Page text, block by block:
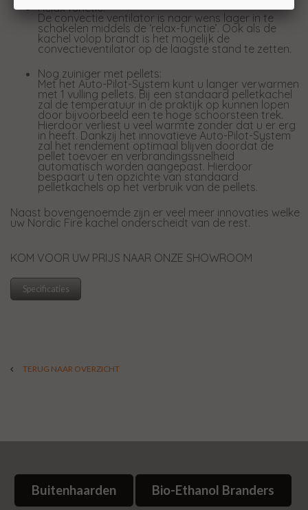
Relax functie:
De convectie ventilator is naar wens lager in te
schakelen middels de ‘relax-functie’. Ook als de
kachel volop brandt is het mogelijk de
convectieventilator op de laagste stand te zetten.
Nog zuiniger met pellets:
Met het Auto-Pilot-System kunt u langer verwarmen
met 1 vulling pellets. Bij een standaard pelletkachel
zal de temperatuur in de praktijk op kunnen lopen
door bijvoorbeeld een te hoge schoorsteen trek.
Hierdoor verliest u veel warmte zonder dat u er erg
in heeft. Dankzij het innovatieve Auto-Pilot-System
zal het rendement optimaal blijven doordat de
pellet toevoer en verbrandingssnelheid
automatisch worden aangepast. Hierdoor
bespaart u ten opzichte van standaard
pelletkachels op het verbruik van de pellets.
Naast bovengenoemde zijn er veel meer innovaties welke
uw Nordic Fire kachel onderscheidt van de rest.
KOM VOOR UW PRIJS NAAR ONZE SHOWROOM
Specificaties
TERUG NAAR OVERZICHT
Buitenhaarden Bio-Ethanol Branders